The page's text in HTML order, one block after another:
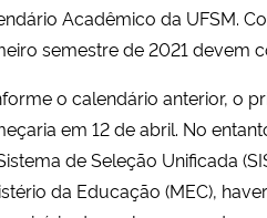
Acadêmico da UFSM.
semestre de 2021 devem
o calendário anterior, o
em 12 de abril. No
de Seleção Unificada
da Educação (MEC),